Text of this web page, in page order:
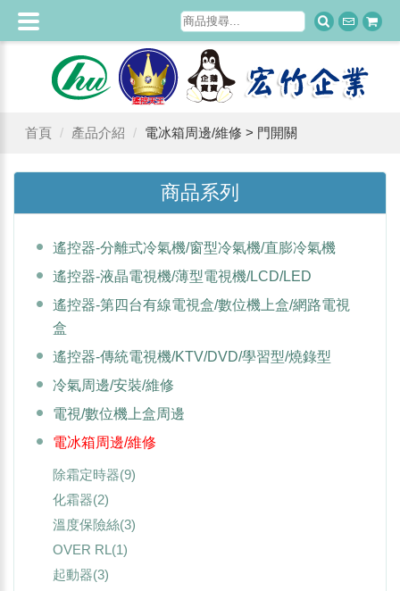
首頁 產品介紹 電冰箱周邊/維修 > 門開關
商品系列
遙控器-分離式冷氣機/窗型冷氣機/直膨冷氣機
遙控器-液晶電視機/薄型電視機/LCD/LED
遙控器-第四台有線電視盒/數位機上盒/網路電視
盒
遙控器-傳統電視機/KTV/DVD/學習型/燒錄型
冷氣周邊/安裝/維修
電視/數位機上盒周邊
電冰箱周邊/維修
除霜定時器(9)
化霜器(2)
溫度保險絲(3)
OVER RL (1)
起動器(3)